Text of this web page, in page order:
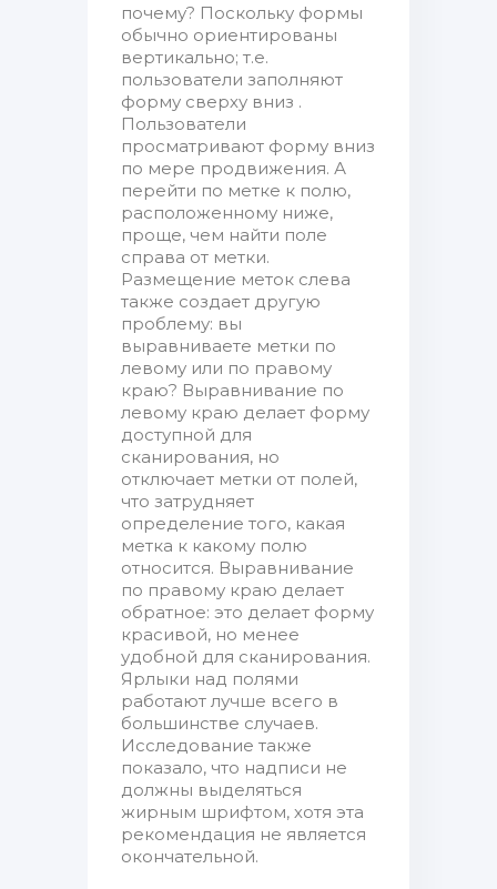
почему? Поскольку формы
обычно ориентированы
вертикально; т.е.
пользователи заполняют
форму сверху вниз .
Пользователи
просматривают форму вниз
по мере продвижения. А
перейти по метке к полю,
расположенному ниже,
проще, чем найти поле
справа от метки.
Размещение меток слева
также создает другую
проблему: вы
выравниваете метки по
левому или по правому
краю? Выравнивание по
левому краю делает форму
доступной для
сканирования, но
отключает метки от полей,
что затрудняет
определение того, какая
метка к какому полю
относится. Выравнивание
по правому краю делает
обратное: это делает форму
красивой, но менее
удобной для сканирования.
Ярлыки над полями
работают лучше всего в
большинстве случаев.
Исследование также
показало, что надписи не
должны выделяться
жирным шрифтом, хотя эта
рекомендация не является
окончательной.